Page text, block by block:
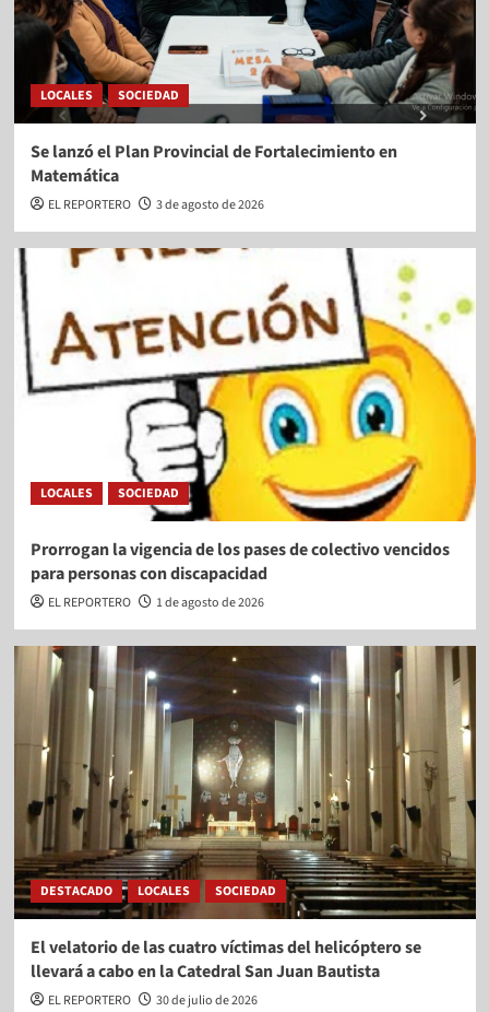
LOCALES SOCIEDAD
Se lanzó el Plan Provincial de Fortalecimiento en
Matemática
EL REPORTERO 3 de agosto de 2026
LOCALES SOCIEDAD
Prorrogan la vigencia de los pases de colectivo vencidos
para personas con discapacidad
EL REPORTERO 1 de agosto de 2026
DESTACADO LOCALES SOCIEDAD
El velatorio de las cuatro víctimas del helicóptero se
llevará a cabo en la Catedral San Juan Bautista
EL REPORTERO 30 de julio de 2026